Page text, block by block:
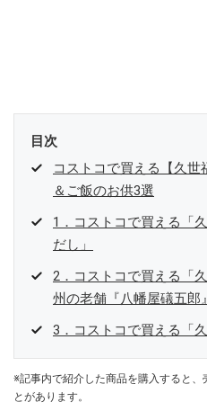
目次
コストコで買える【久
＆ご飯のお供3選
1．コストコで買える「
だし」
2．コストコで買える「
州の老舗『八幡屋礒五郎
3．コストコで買える「
※記事内で紹介した商品を購入すると
とがあります。